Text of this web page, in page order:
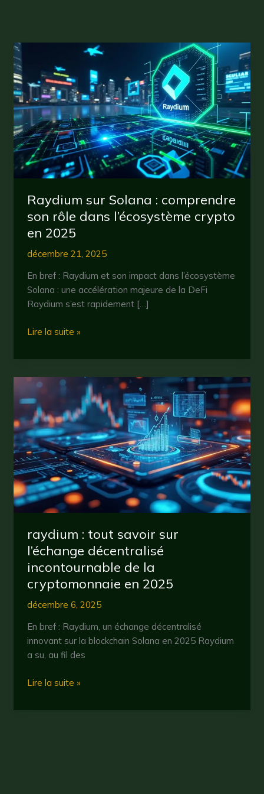
Raydium sur Solana : comprendre
son rôle dans l’écosystème crypto
en 2025
décembre 21, 2025
En bref : Raydium et son impact dans l’écosystème
Solana : une accélération majeure de la DeFi
Raydium s’est rapidement […]
Raydium
Solana
comprendre
son
rôle
dans
l’écosystème
crypto
en
2025
Lire la suite »
raydium : tout savoir sur
l’échange décentralisé
incontournable de la
cryptomonnaie en 2025
décembre 6, 2025
En bref : Raydium, un échange décentralisé
innovant sur la blockchain Solana en 2025 Raydium
a su, au fil des
raydium
tout
Lire la suite »